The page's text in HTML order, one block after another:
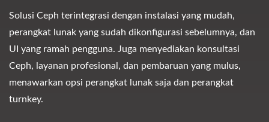
Solusi Ceph terintegrasi dengan instalasi yang mudah,
perangkat lunak yang sudah dikonfigurasi sebelumnya, dan
UI yang ramah pengguna. Juga menyediakan konsultasi
Ceph, layanan profesional, dan pembaruan yang mulus,
menawarkan opsi perangkat lunak saja dan perangkat
turnkey.